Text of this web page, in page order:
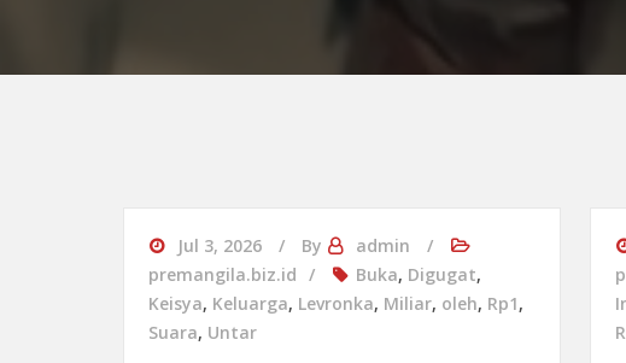
Jul 3, 2026 By
admin
premangila.biz.id
Buka, Digugat,
Keisya, Keluarga, Levronka, Miliar, oleh, Rp1,
Suara, Untar